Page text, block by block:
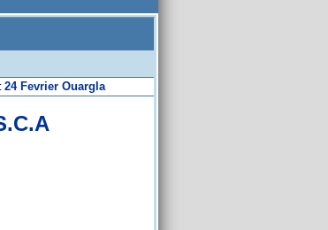
24 Fevrier Ouargla